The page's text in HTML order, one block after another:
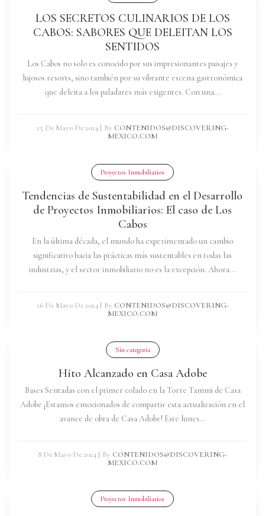
LOS SECRETOS CULINARIOS DE LOS
CABOS: SABORES QUE DELEITAN LOS
SENTIDOS
Los Cabos no solo es conocido por sus impresionantes paisajes y
lujosos resorts, sino también por su vibrante escena gastronómica
que deleita a los paladares más exigentes. Con una...
25 De Mayo De 2024| By CONTENIDOS@DISCOVERING-
MEXICO.COM
Proyectos Inmobiliarios
Tendencias de Sustentabilidad en el Desarrollo
de Proyectos Inmobiliarios: El caso de Los
Cabos
En la última década, el mundo ha experimentado un cambio
significativo hacia las prácticas más sustentables en todas las
industrias, y el sector inmobiliario no es la excepción. Ahora...
16 De Mayo De 2024| By CONTENIDOS@DISCOVERING-
MEXICO.COM
Sin categoría
Hito Alcanzado en Casa Adobe
Bases Sentadas con el primer colado en la Torre Tammi de Casa
Adobe ¡Estamos emocionados de compartir esta actualización en el
avance de obra de Casa Adobe! Este lunes...
8 De Mayo De 2024 | By CONTENIDOS@DISCOVERING-
MEXICO.COM
Proyectos Inmobiliarios